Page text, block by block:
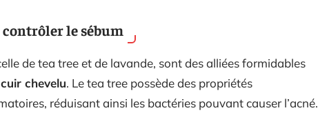
le sébum
de tea tree et de lavande, sont des alliées formidables
chevelu. Le tea tree possède des propriétés
réduisant ainsi les bactéries pouvant causer l’acné.